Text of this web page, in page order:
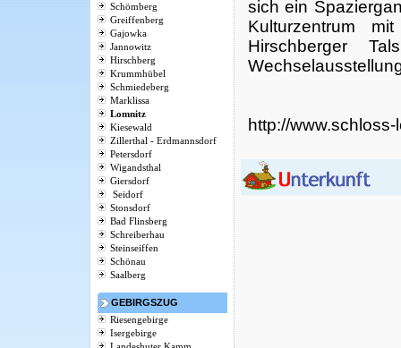
Schömberg
Greiffenberg
Gajowka
Jannowitz
Hirschberg
Krummhübel
Schmiedeberg
Marklissa
Lomnitz
Kiesewald
Zillerthal - Erdmannsdorf
Petersdorf
Wigandsthal
Giersdorf
Seidorf
Stonsdorf
Bad Flinsberg
Schreiberhau
Steinseiffen
Schönau
Saalberg
GEBIRGSZUG
Riesengebirge
Isergebirge
sich ein
Kulturzentrum
Hirschberger
http://